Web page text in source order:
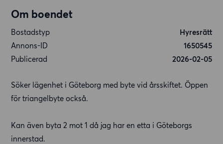
Om boendet
Bostadstyp
Hyresrätt
Annons-ID
1650545
Publicerad
2026-02-05
Söker lägenhet i Göteborg med byte vid årsskiftet. Öppen
för triangelbyte också.
Kan även byta 2 mot 1 då jag har en etta i Göteborgs
innerstad.